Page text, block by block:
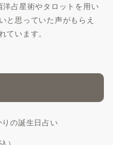
占星術やタロットを用い
と思っていた声がもらえ
ています。
の誕生日占い